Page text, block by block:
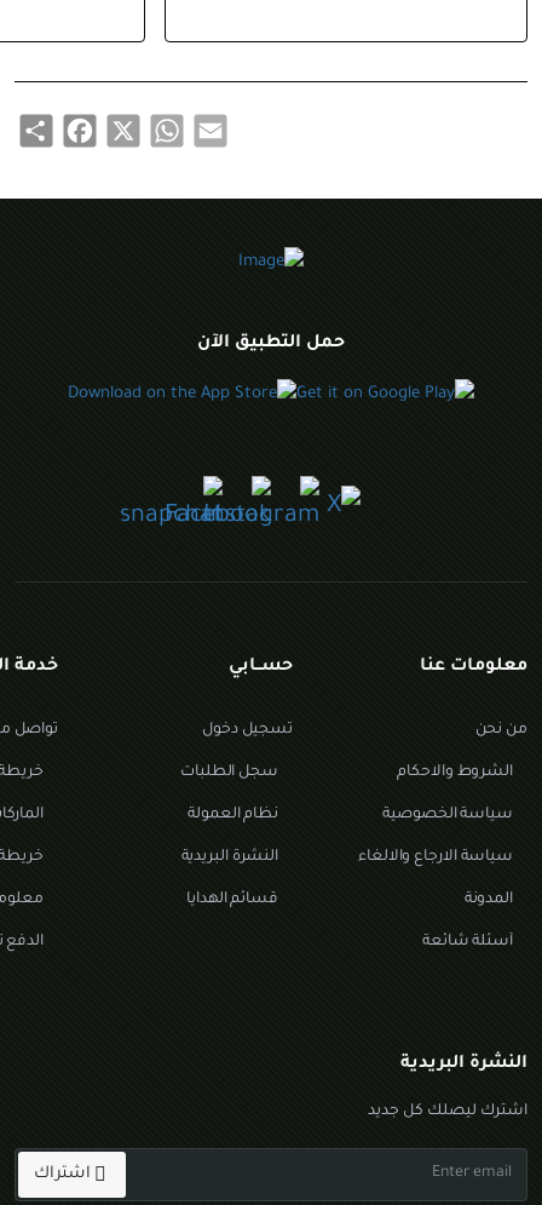
ShareFacebook X
WhatsApp Email
حمل التطبيق الآن
معلومات عنا
من نحن
الشروط والاحكام
سياسة الخصوصية
سياسة الارجاع والالغاء
المدونة
أسئلة شائعة
حســابي
تسجيل دخول
سجل الطلبات
نظام العمولة
النشرة البريدية
قسائم الهدايا
خدمة
تواصل
خريطة
الدفع
النشرة البريدية
اشترك ليصلك كل جديد
email
اشتراك